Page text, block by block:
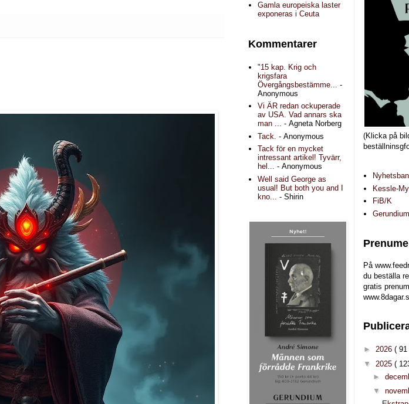
Gamla europeiska laster
exponeras i Ceuta
Kommentarer
"15 kap. Krig och
krigsfara
Övergångsbestämme...
-
Anonymous
Vi ÄR redan ockuperade
av USA. Vad annars ska
man ... - Agneta Norberg
Tack. - Anonymous
Tack för en mycket
intressant artikel! Tyvärr,
hel... - Anonymous
Well said George as
usual! But both you and I
kno...
- Shirin
(Klicka på
Kessle-
FiB/K
På
du beställa
gratis
► 2026 ( 91
▼ 2025 (
►
▼